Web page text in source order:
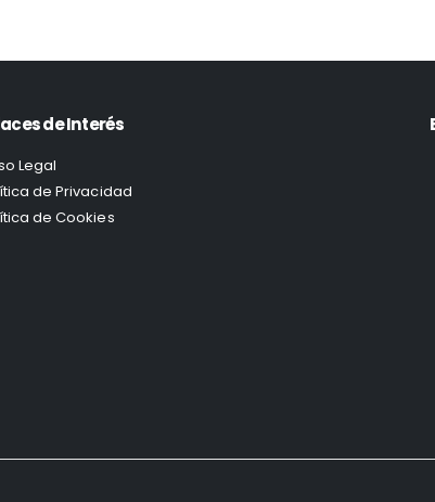
de Interés
Legal
de Privacidad
de Cookies